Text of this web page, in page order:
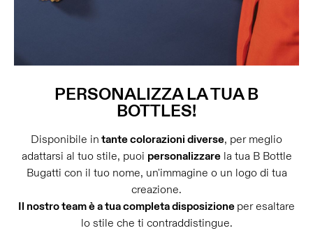
PERSONALIZZA LA TUA B
BOTTLES!
Disponibile in tante colorazioni diverse, per meglio
adattarsi al tuo stile, puoi personalizzarela tua B Bottle
Bugatti con il tuo nome, un'immagine o un logo di tua
creazione.
Il nostro team è a tua completa disposizione per esaltare
lo stile che ti contraddistingue.